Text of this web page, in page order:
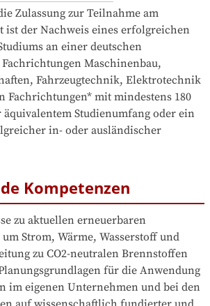
Zulassung zur Teilnahme am
der Nachweis eines erfolgreichen
an einer deutschen
Maschinenbau,
Fahrzeugtechnik, Elektrotechnik
Fachrichtungen* mit mindestens 180
äquivalentem Studienumfang oder ein
in- oder ausländischer
Kompetenzen
zu aktuellen erneuerbaren
Strom, Wärme, Wasserstoff und
zu CO2-neutralen Brennstoffen
für die Anwendung
im eigenen Unternehmen und bei den